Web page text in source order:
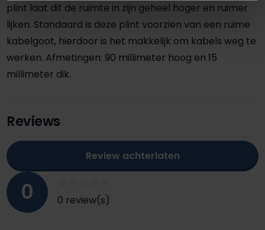
plint laat dit de ruimte in zijn geheel hoger en ruimer
lijken. Standaard is deze plint voorzien van een ruime
kabelgoot, hierdoor is het makkelijk om kabels weg te
werken. Afmetingen: 90 millimeter hoog en 15
millimeter dik.
Reviews
0 0 review(s)
Review achterlaten